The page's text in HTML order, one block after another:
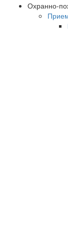
Охранно-